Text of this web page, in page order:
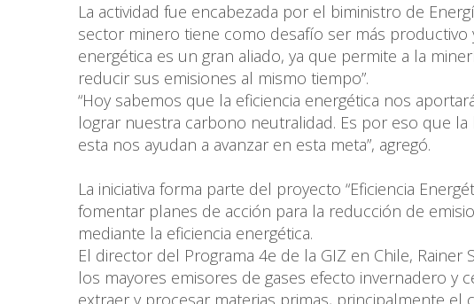
La actividad fue encabezada por el biministro de
sector minero tiene como desafío ser más productivo
energética es un gran aliado, ya que permite a la
reducir sus emisiones al mismo tiempo”.
“Hoy sabemos que la eficiencia energética nos
lograr nuestra carbono neutralidad. Es por eso que
esta nos ayudan a avanzar en esta meta”, agregó.
La iniciativa forma parte del proyecto “Eficiencia
fomentar planes de acción para la reducción de
mediante la eficiencia energética.
El director del Programa 4e de la GIZ en Chile,
los mayores emisores de gases efecto invernadero y
extraer y procesar materias primas, principalmente